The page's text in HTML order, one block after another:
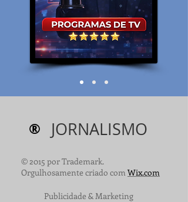
® JORNALISMO
© 2015 por Trademark.
Orgulhosamente criado comWix.com
Publicidade & Marketing